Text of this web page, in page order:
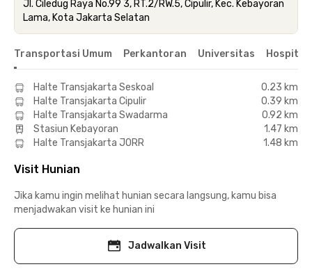
Jl. Ciledug Raya No.99 3, RT.2/RW.5, Cipulir, Kec. Kebayoran
Lama, Kota Jakarta Selatan
Transportasi Umum Perkantoran Universitas Hospital
Halte Transjakarta Seskoal
0.23 km
Halte Transjakarta Cipulir
0.39 km
Halte Transjakarta Swadarma
0.92 km
Stasiun Kebayoran
1.47 km
Halte Transjakarta JORR
1.48 km
Visit Hunian
Jika kamu ingin melihat hunian secara langsung, kamu bisa
menjadwakan visit ke hunian ini
Jadwalkan Visit